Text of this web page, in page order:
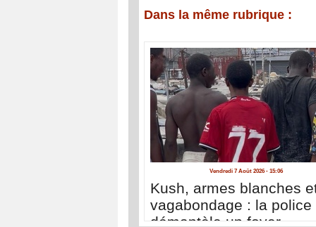
Dans la même rubrique :
Vendredi 7 Août 2026 - 15:06
Kush, armes blanches
vagabondage : la police
démantèle un foyer